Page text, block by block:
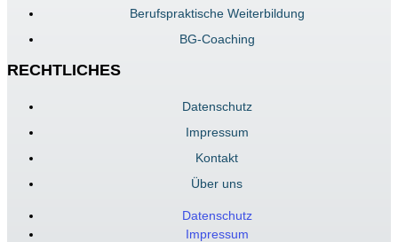
Berufspraktische Weiterbildung
BG-Coaching
RECHTLICHES
Datenschutz
Impressum
Kontakt
Über uns
Datenschutz
Impressum